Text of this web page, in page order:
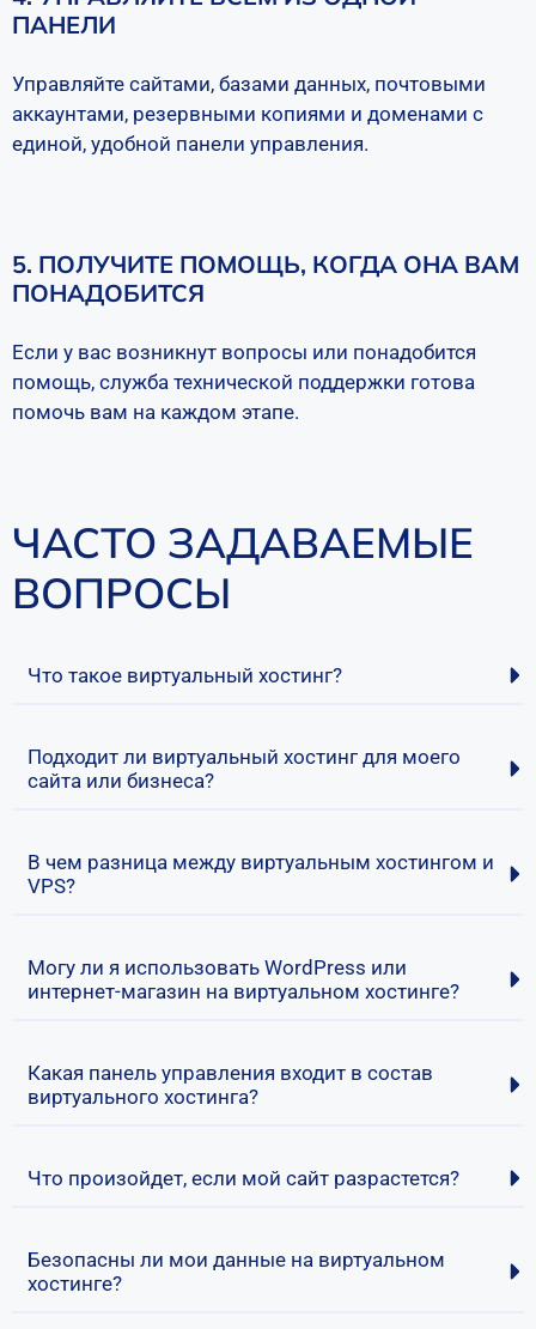
ПАНЕЛИ
Управляйте сайтами, базами данных, почтовыми
аккаунтами, резервными копиями и доменами с
единой, удобной панели управления.
5. ПОЛУЧИТЕ ПОМОЩЬ, КОГДА ОНА ВАМ
ПОНАДОБИТСЯ
Если у вас возникнут вопросы или понадобится
помощь, служба технической поддержки готова
помочь вам на каждом этапе.
ЧАСТО ЗАДАВАЕМЫЕ
ВОПРОСЫ
Что такое виртуальный хостинг?
Подходит ли виртуальный хостинг для моего
сайта или бизнеса?
В чем разница между виртуальным хостингом и
VPS?
Могу ли я использовать WordPress или
интернет-магазин на виртуальном хостинге?
Какая панель управления входит в состав
виртуального хостинга?
Что произойдет, если мой сайт разрастется?
Безопасны ли мои данные на виртуальном
хостинге?